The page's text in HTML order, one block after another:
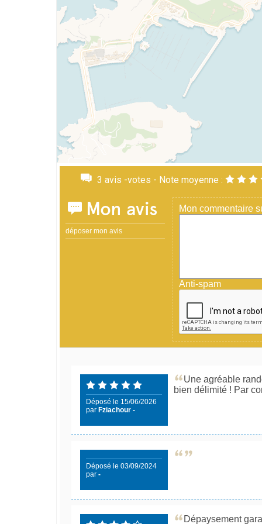
3 avis -votes - Note moyenne :
Mon avis
déposer mon avis
Mon commentaire
Anti-spam
Déposé le 15/06/2026
par Fziachour -
Une agréable
bien délimité ! Par
Déposé le 03/09/2024
par -
Dépaysement